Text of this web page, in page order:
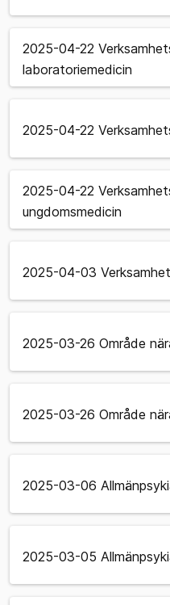
2025-04-22
laboratoriemedicin
2025-04-22
2025-04-22
ungdomsmedicin
2025-04-03
2025-03-26 Område
2025-03-26 Område
2025-03-06
2025-03-05